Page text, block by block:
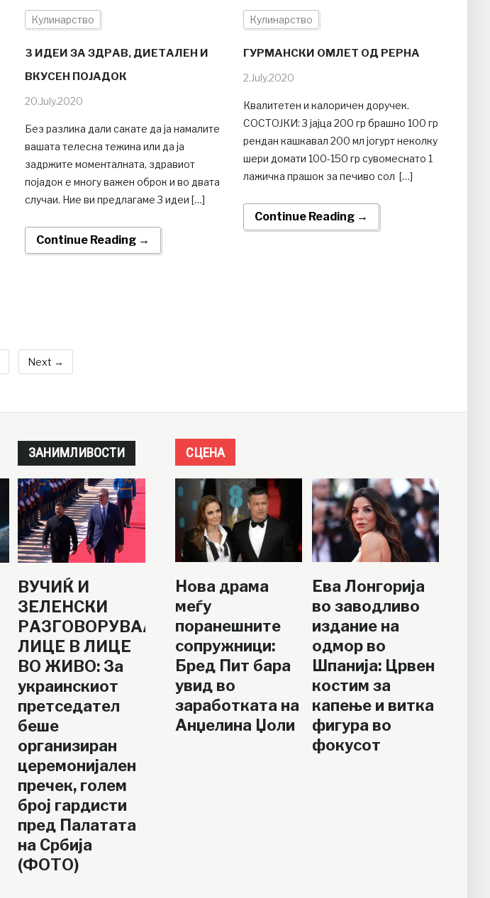
Кулинарство
3 ИДЕИ ЗА ЗДРАВ, ДИЕТАЛЕН И
ВКУСЕН ПОЈАДОК
20.July.2020
Без разлика дали сакате да ја намалите
вашата телесна тежина или да ја
задржите моменталната, здравиот
појадок е многу важен оброк и во двата
случаи. Ние ви предлагаме 3 идеи […]
Continue Reading →
Кулинарство
ГУРМАНСКИ ОМЛЕТ ОД РЕРНА
2.July.2020
Квалитетен и калоричен доручек.
СОСТОЈКИ: 3 јајца 200 гр брашно 100 гр
рендан кашкавал 200 мл јогурт неколку
шери домати 100-150 гр сувомеснато 1
лажичка прашок за печиво сол […]
Continue Reading →
Next →
ЗАНИМЛИВОСТИ
ВУЧИЌ И
ЗЕЛЕНСКИ
РАЗГОВОРУВААТ
ЛИЦЕ В ЛИЦЕ
ВО ЖИВО: За
украинскиот
претседател
беше
организиран
церемонијален
пречек, голем
број гардисти
пред Палатата
на Србија
(ФОТО)
СЦЕНА
Нова драма
меѓу
поранешните
сопружници:
Бред Пит бара
увид во
заработката на
Анџелина Џоли
Ева Лонгорија
во заводливо
издание на
одмор во
Шпанија: Црвен
костим за
капење и витка
фигура во
фокусот